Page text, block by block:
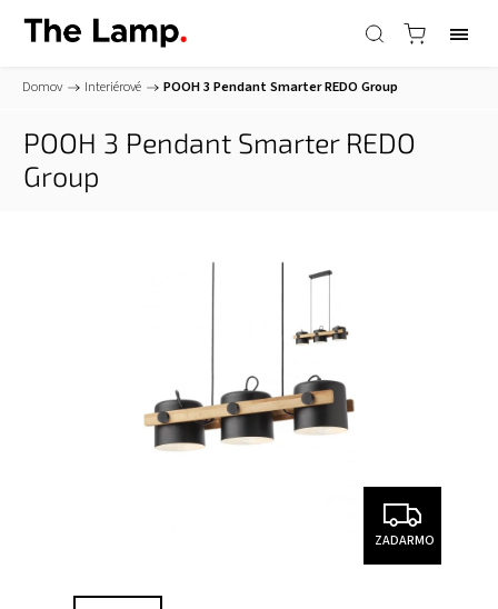
Domov / Interiérové / POOH 3 Pendant Smarter REDO Group
POOH 3 Pendant Smarter REDO
Group
ZADARMO